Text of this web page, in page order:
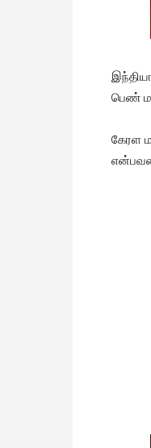
பெண்
கேரள